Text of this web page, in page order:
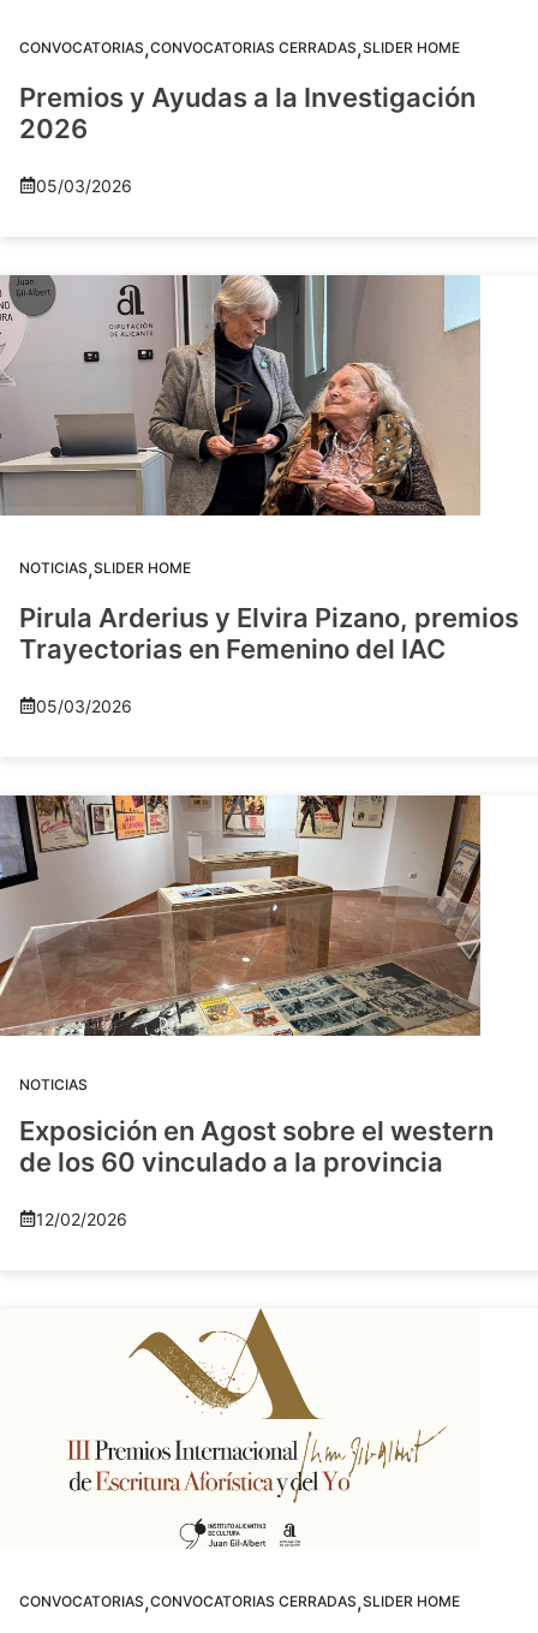
CONVOCATORIAS,CONVOCATORIAS CERRADAS,SLIDER HOME
Premios y Ayudas a la Investigación
2026
05/03/2026
NOTICIAS,SLIDER HOME
Pirula Arderius y Elvira Pizano, premios
Trayectorias en Femenino del IAC
05/03/2026
NOTICIAS
Exposición en Agost sobre el western
de los 60 vinculado a la provincia
12/02/2026
CONVOCATORIAS,CONVOCATORIAS CERRADAS,SLIDER HOME